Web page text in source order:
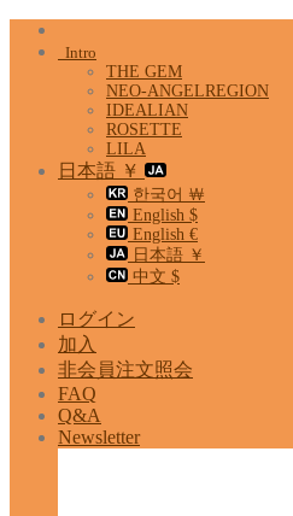
Skip
Intro
THE GEM
NEO-ANGELREGION
IDEALIAN
ROSETTE
LILA
日本語 ￥
한국어 ￦
English $
English €
日本語 ￥
中文 $
ログイン
加入
非会員注文照会
FAQ
Q&A
Newsletter